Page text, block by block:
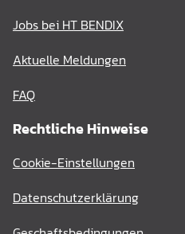
Jobs bei HT BENDIX
Aktuelle Meldungen
FAQ
Rechtliche Hinweise
Cookie-Einstellungen
Datenschutzerklärung